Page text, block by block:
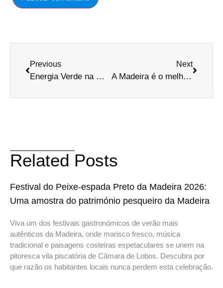
Previous
Energia Verde na Madeira
Next
A Madeira é o melhor destino insular do mundo para os turistas
Related Posts
Festival do Peixe-espada Preto da Madeira 2026:
Uma amostra do património pesqueiro da Madeira
Viva um dos festivais gastronómicos de verão mais
autênticos da Madeira, onde marisco fresco, música
tradicional e paisagens costeiras espetaculares se unem na
pitoresca vila piscatória de Câmara de Lobos. Descubra por
que razão os habitantes locais nunca perdem esta celebração.